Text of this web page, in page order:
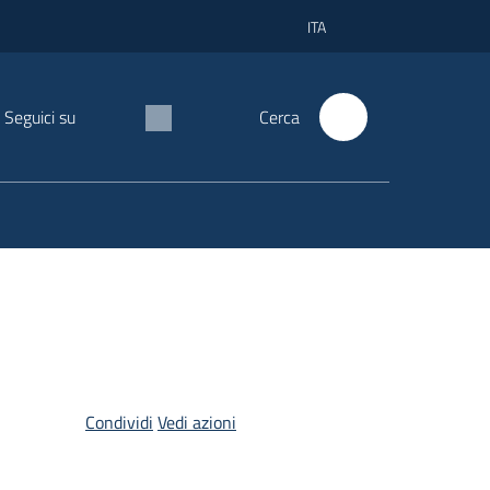
ITA
Seguici su Cerca
Condividi Vedi azioni